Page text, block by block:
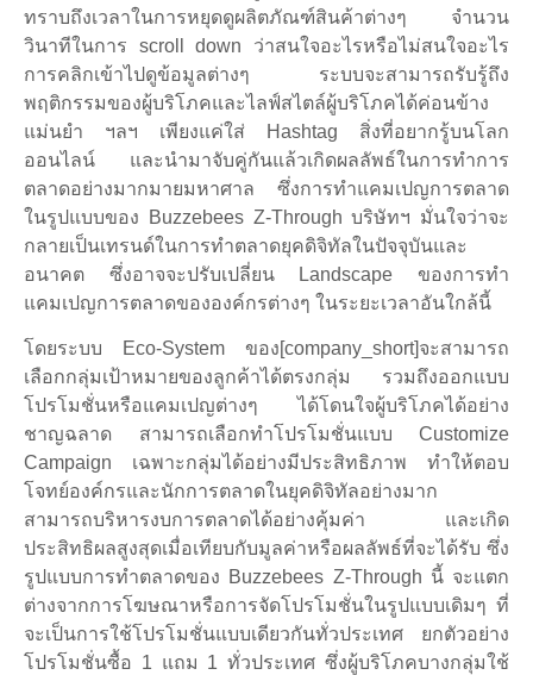
ทราบถึงเวลาในการหยุดดูผลิตภัณฑ์สินค้าต่างๆ จำนวน
วินาทีในการ scroll down ว่าสนใจอะไรหรือไม่สนใจอะไร
การคลิกเข้าไปดูข้อมูลต่างๆ ระบบจะสามารถรับรู้ถึง
พฤติกรรมของผู้บริโภคและไลฟ์สไตล์ผู้บริโภคได้ค่อนข้าง
แม่นยำ ฯลฯ เพียงแค่ใส่ Hashtag สิ่งที่อยากรู้บนโลก
ออนไลน์ และนำมาจับคู่กันแล้วเกิดผลลัพธ์ในการทำการ
ตลาดอย่างมากมายมหาศาล ซึ่งการทำแคมเปญการตลาด
ในรูปแบบของ Buzzebees Z-Through บริษัทฯ มั่นใจว่าจะ
กลายเป็นเทรนด์ในการทำตลาดยุคดิจิทัลในปัจจุบันและ
อนาคต ซึ่งอาจจะปรับเปลี่ยน Landscape ของการทำ
แคมเปญการตลาดขององค์กรต่างๆ ในระยะเวลาอันใกล้นี้
โดยระบบ Eco-System ของ[company_short]จะสามารถ
เลือกกลุ่มเป้าหมายของลูกค้าได้ตรงกลุ่ม รวมถึงออกแบบ
โปรโมชั่นหรือแคมเปญต่างๆ ได้โดนใจผู้บริโภคได้อย่าง
ชาญฉลาด สามารถเลือกทำโปรโมชั่นแบบ Customize
Campaign เฉพาะกลุ่มได้อย่างมีประสิทธิภาพ ทำให้ตอบ
โจทย์องค์กรและนักการตลาดในยุคดิจิทัลอย่างมาก
สามารถบริหารงบการตลาดได้อย่างคุ้มค่า และเกิด
ประสิทธิผลสูงสุดเมื่อเทียบกับมูลค่าหรือผลลัพธ์ที่จะได้รับ ซึ่ง
รูปแบบการทำตลาดของ Buzzebees Z-Through นี้ จะแตก
ต่างจากการโฆษณาหรือการจัดโปรโมชั่นในรูปแบบเดิมๆ ที่
จะเป็นการใช้โปรโมชั่นแบบเดียวกันทั่วประเทศ ยกตัวอย่าง
โปรโมชั่นซื้อ 1 แถม 1 ทั่วประเทศ ซึ่งผู้บริโภคบางกลุ่มใช้